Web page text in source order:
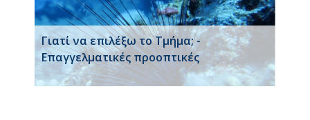
Γιατί να επιλέξω το Τμήμα; -
Επαγγελματικές προοπτικές